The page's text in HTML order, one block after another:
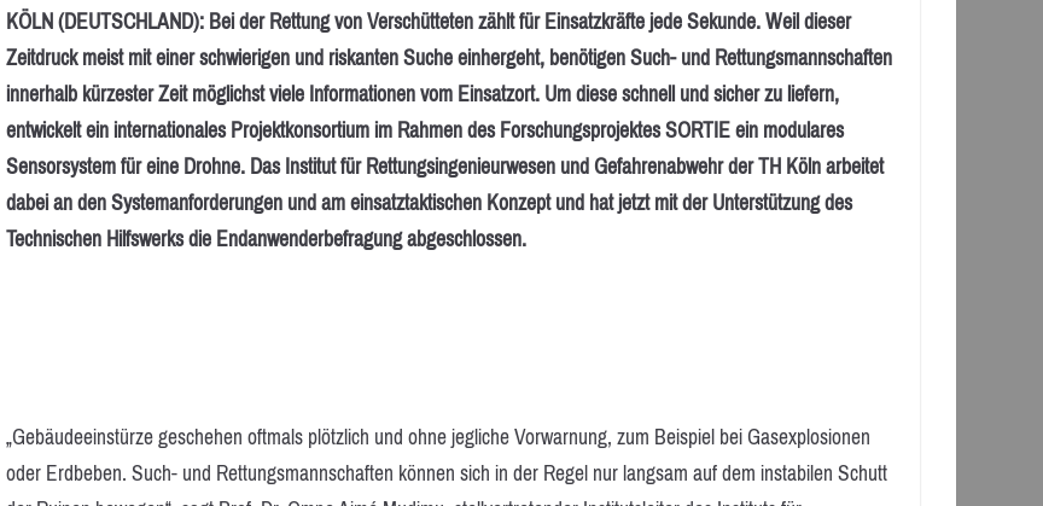
KÖLN (DEUTSCHLAND): Bei der Rettung von Verschütteten zählt für Einsatzkräfte jede Sekunde. Weil dieser
Zeitdruck meist mit einer schwierigen und riskanten Suche einhergeht, benötigen Such- und Rettungsmannschaften
innerhalb kürzester Zeit möglichst viele Informationen vom Einsatzort. Um diese schnell und sicher zu liefern,
entwickelt ein internationales Projektkonsortium im Rahmen des Forschungsprojektes SORTIE ein modulares
Sensorsystem für eine Drohne. Das Institut für Rettungsingenieurwesen und Gefahrenabwehr der TH Köln arbeitet
dabei an den Systemanforderungen und am einsatztaktischen Konzept und hat jetzt mit der Unterstützung des
Technischen Hilfswerks die Endanwenderbefragung abgeschlossen.
„Gebäudeeinstürze geschehen oftmals plötzlich und ohne jegliche Vorwarnung, zum Beispiel bei Gasexplosionen
oder Erdbeben. Such- und Rettungsmannschaften können sich in der Regel nur langsam auf dem instabilen Schutt